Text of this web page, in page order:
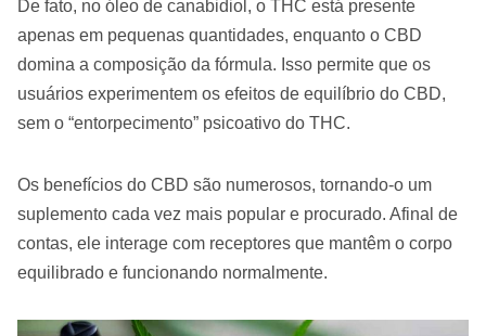
De fato, no óleo de canabidiol, o THC está presente
apenas em pequenas quantidades, enquanto o CBD
domina a composição da fórmula. Isso permite que os
usuários experimentem os efeitos de equilíbrio do CBD,
sem o “entorpecimento” psicoativo do THC.
Os benefícios do CBD são numerosos, tornando-o um
suplemento cada vez mais popular e procurado. Afinal de
contas, ele interage com receptores que mantêm o corpo
equilibrado e funcionando normalmente.